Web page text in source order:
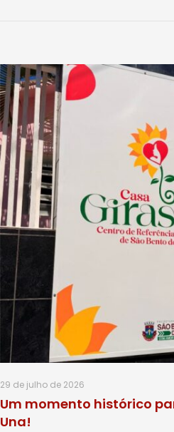
29 de julho de 2026
Um momento histórico
Una!